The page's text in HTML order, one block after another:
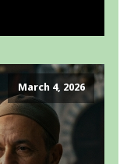
March 4, 2026